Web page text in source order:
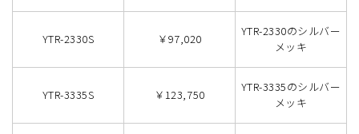
YTR-2330S ￥97,020
YTR-2330のシルバー
メッキ
YTR-3335S ￥123,750
YTR-3335のシルバー
メッキ